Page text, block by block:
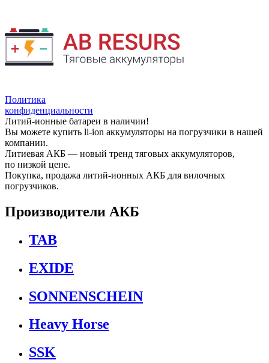
Политика
конфиденциальности
Литий-ионные батареи в наличии!
Вы можете купить li-ion аккумуляторы на погрузчики в нашей
компании.
Литиевая АКБ — новый тренд тяговых аккумуляторов,
по низкой цене.
Покупка, продажа литий-ионных АКБ для вилочных
погрузчиков.
Производители АКБ
TAB
EXIDE
SONNENSCHEIN
Heavy Horse
SSK